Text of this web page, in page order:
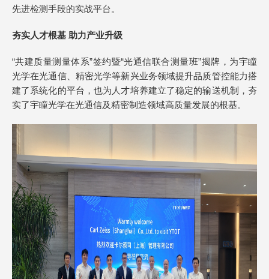
先进检测手段的实战平台。
夯实人才根基 助力产业升级
“共建质量测量体系”签约暨“光通信联合测量班”揭牌，为宇瞳
光学在光通信、精密光学等新兴业务领域提升品质管控能力搭
建了系统化的平台，也为人才培养建立了稳定的输送机制，夯
实了宇瞳光学在光通信及精密制造领域高质量发展的根基。